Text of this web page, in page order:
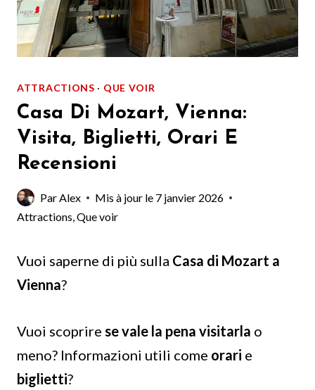
ATTRACTIONS · QUE VOIR
Casa Di Mozart, Vienna:
Visita, Biglietti, Orari E
Recensioni
ParAlex Mis à jour le 7 janvier 2026
Attractions,Que voir
Vuoi saperne di più sulla Casa di Mozart a
Vienna?
Vuoi scoprire se vale la pena visitarla o
meno? Informazioni utili come orari e
biglietti?